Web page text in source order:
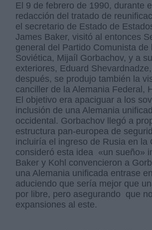
El 9 de febrero de 1990, durante
redacción del tratado de
el secretario de Estado de
James Baker, visitó al entonces
general del Partido Comunista de
Soviética, Mijaíl Gorbachov, y a
exteriores, Eduard
después, se produjo también la
canciller de la Alemania Federal,
El objetivo era apaciguar a los
inclusión de una Alemania
occidental. Gorbachov llegó a
estructura pan-europea de
incluiría el ingreso de Rusia en la
consideró esta idea «un sueño»
Baker y Kohl convencieron a
una Alemania unificada entrase
aduciendo que sería mejor que
por libre, pero asegurando que
expansiones al este.